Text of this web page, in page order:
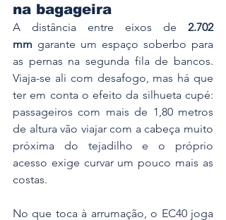
na bagageira
A distância entre eixos de 2.702
mm garante um espaço soberbo para
as pernas na segunda fila de bancos.
Viaja-se ali com desafogo, mas há que
ter em conta o efeito da silhueta cupé:
passageiros com mais de 1,80 metros
de altura vão viajar com a cabeça muito
próxima do tejadilho e o próprio
acesso exige curvar um pouco mais as
costas.
No que toca à arrumação, o EC40 joga